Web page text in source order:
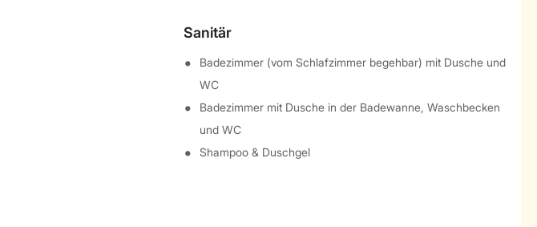
Sanitär
Badezimmer (vom Schlafzimmer begehbar) mit Dusche und
WC
Badezimmer mit Dusche in der Badewanne, Waschbecken
und WC
Shampoo & Duschgel